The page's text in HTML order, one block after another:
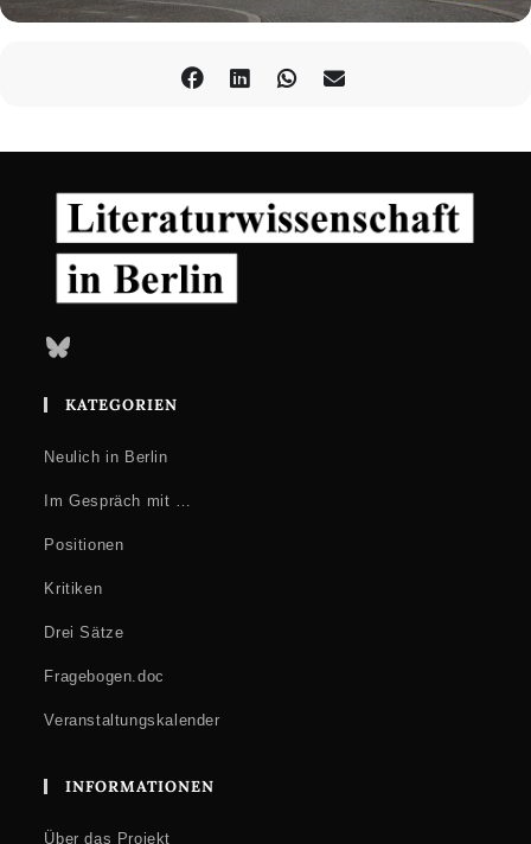
Bluesky
KATEGORIEN
Neulich in Berlin
Im Gespräch mit …
Positionen
Kritiken
Drei Sätze
Fragebogen.doc
Veranstaltungskalender
INFORMATIONEN
Über das Projekt